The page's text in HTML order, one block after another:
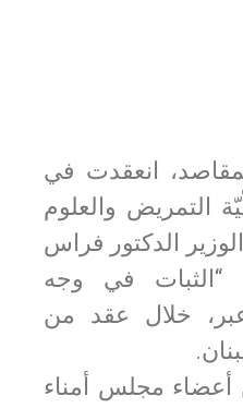
انعقدت في
التمريض والعلوم
الدكتور فراس
“الثبات في وجه
خلال عقد من
مجلس أمناء